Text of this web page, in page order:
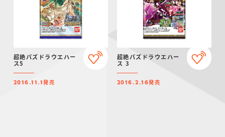
超絶パズドラウエハー
ス5
2016.11.1発売
超絶パズドラウエハー
ス 3
2016.2.16発売